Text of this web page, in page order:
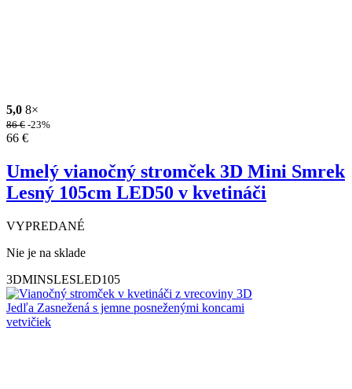
5,0 8×
86€ -23%
66 €
Umelý vianočný stromček 3D Mini Smrek
Lesný 105cm LED50 v kvetináči
VYPREDANÉ
Nie je na sklade
3DMINSLESLED105